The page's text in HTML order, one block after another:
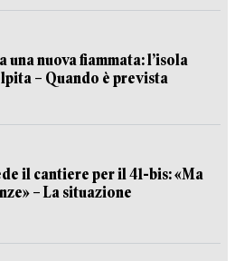
nuova fiammata: l’isola
– Quando è prevista
il cantiere per il 41-bis: «Ma
– La situazione